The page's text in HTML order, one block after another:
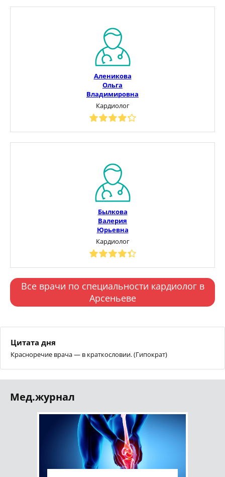
Аленикова
Ольга
Владимировна
Кардиолог
Былкова
Валерия
Юрьевна
Кардиолог
Все врачи по специальности кардиолог в
Арсеньеве
Цитата дня
Красноречие врача — в краткословии. (Гипократ)
Мед.журнал